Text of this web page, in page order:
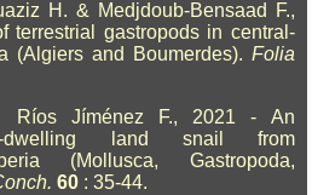
H. & Medjdoub-Bensaad F.,
terrestrial gastropods in central-
(Algiers and Boumerdes). Folia
Jíménez F., 2021 - An
dwelling land snail from
(Mollusca, Gastropoda,
60 : 35-44.